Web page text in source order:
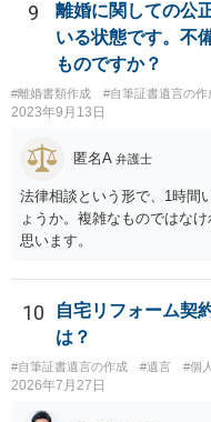
9
離婚に関しての公
いる状態です。不
ものですか？
#離婚書類作成 #自筆証書遺言の作
2023年9月13日
匿名A 弁護士
法律相談という形で、1時間
ょうか。複雑なものではな
思います。
10
自宅リフォーム契
は？
#自筆証書遺言の作成 #遺言 #個
2026年7月27日